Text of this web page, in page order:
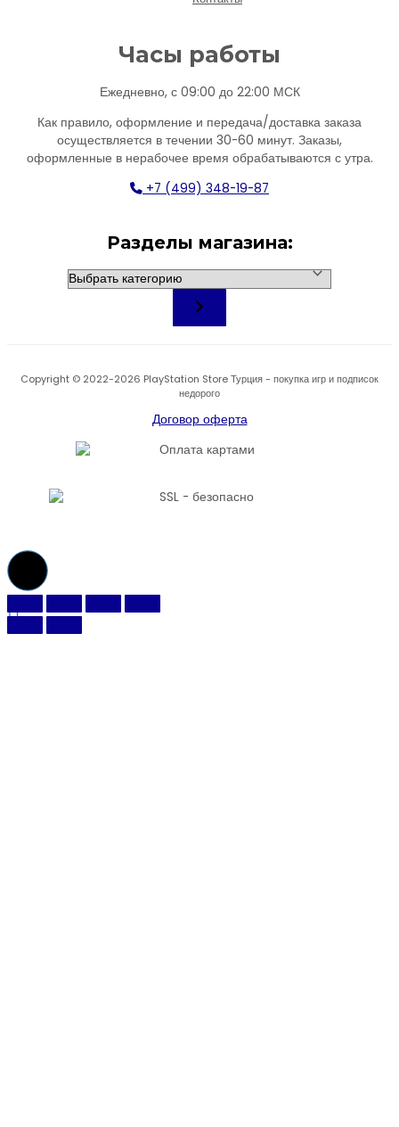
Часы работы
Ежедневно, с 09:00 до 22:00 МСК
Как правило, оформление и передача/доставка заказа
осуществляется в течении 30-60 минут. Заказы,
оформленные в нерабочее время обрабатываются с утра.
+7 (499) 348-19-87
Разделы магазина:
Выбрать
категорию
Copyright © 2022-2026 PlayStation Store Турция - покупка игр и подписок
недорого
Договор оферта